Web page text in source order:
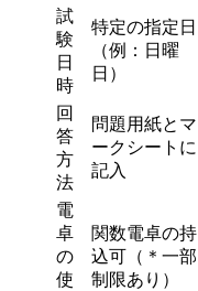
試
験
日
時
特定の指定日
（例：日曜
日）
回
答
方
法
問題用紙とマ
ークシートに
記入
電
卓
の
使
関数電卓の持
込可（＊一部
制限あり）